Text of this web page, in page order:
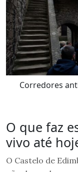
Corredores
O que faz
vivo até
O Castelo de